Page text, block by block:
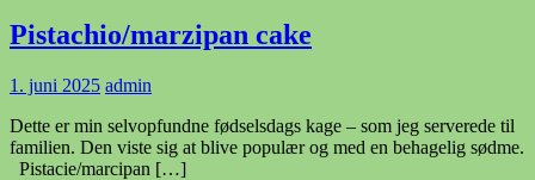
Pistachio/marzipan cake
1. juni 2025 admin
Dette er min selvopfundne fødselsdags kage – som jeg serverede til
familien. Den viste sig at blive populær og med en behagelig sødme.
Pistacie/marcipan […]